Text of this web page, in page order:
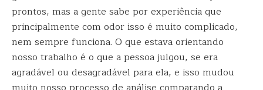
prontos, mas a gente sabe por experiência que
principalmente com odor isso é muito complicado,
nem sempre funciona. O que estava orientando
nosso trabalho é o que a pessoa julgou, se era
agradável ou desagradável para ela, e isso mudou